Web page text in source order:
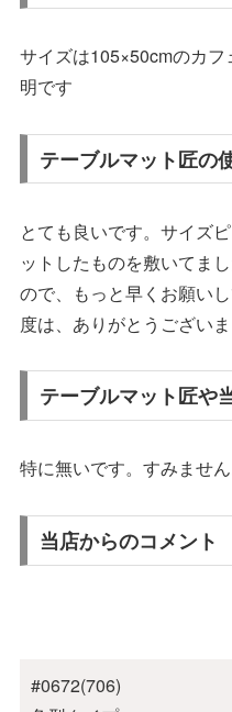
サイズは105×50cmのカ
明です
テーブルマット匠の
とても良いです。サイズ
ットしたものを敷いてま
ので、もっと早くお願い
度は、ありがとうございま
テーブルマット匠や
特に無いです。すみません
当店からのコメント
#0672(706)